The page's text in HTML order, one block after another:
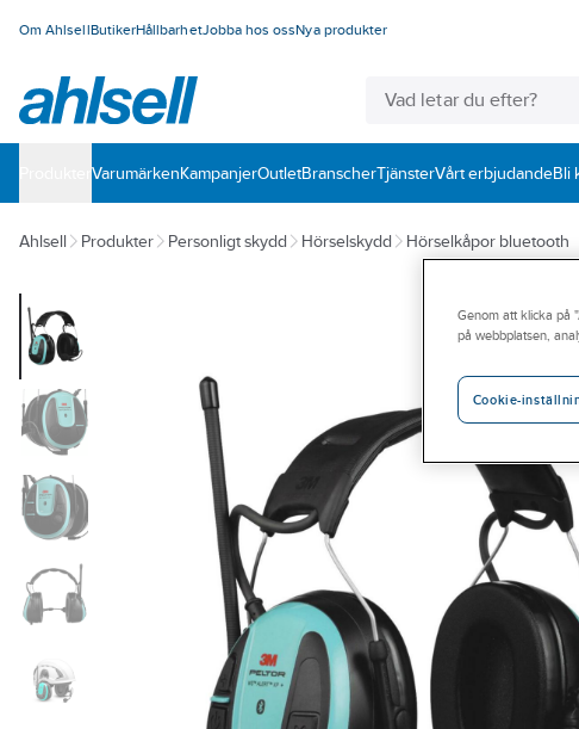
Om AhlsellButikerHållbarhetJobba hos ossNya produkter
VarumärkenKampanjerOutletBranscherTjänsterVårt erbjudandeBli
Ahlsell Produkter Personligt skydd Hörselskydd Hörselkåpor bluetooth
Genom att klicka på
på webbplatsen,
Cookie-